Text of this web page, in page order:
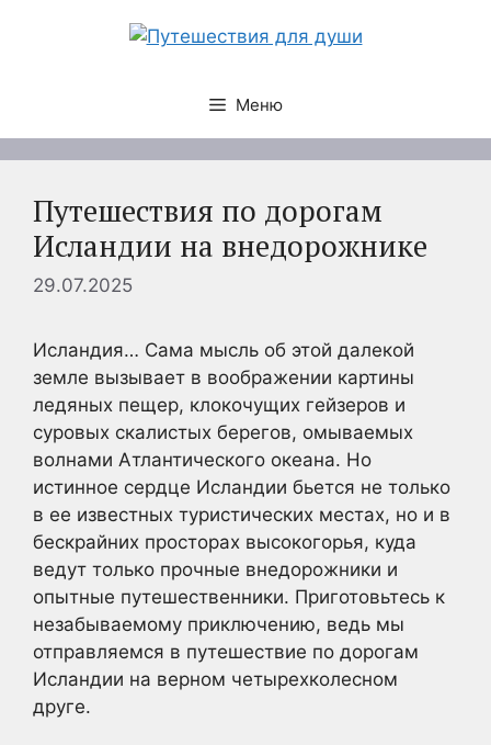
Меню
Путешествия по дорогам
Исландии на внедорожнике
29.07.2025
Исландия… Сама мысль об этой далекой
земле вызывает в воображении картины
ледяных пещер, клокочущих гейзеров и
суровых скалистых берегов, омываемых
волнами Атлантического океана. Но
истинное сердце Исландии бьется не только
в ее известных туристических местах, но и в
бескрайних просторах высокогорья, куда
ведут только прочные внедорожники и
опытные путешественники. Приготовьтесь к
незабываемому приключению, ведь мы
отправляемся в путешествие по дорогам
Исландии на верном четырехколесном
друге.